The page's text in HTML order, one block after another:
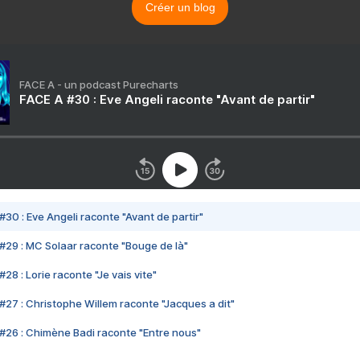
Créer un blog
FACE A - un podcast Purecharts
FACE A #30 : Eve Angeli raconte "Avant de partir"
#30 : Eve Angeli raconte "Avant de partir"
#29 : MC Solaar raconte "Bouge de là"
#28 : Lorie raconte "Je vais vite"
#27 : Christophe Willem raconte "Jacques a dit"
#26 : Chimène Badi raconte "Entre nous"